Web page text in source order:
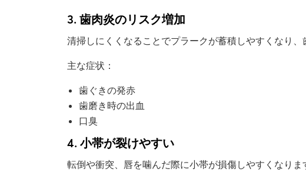
3. 歯肉炎のリスク増加
清掃しにくくなることでプラークが蓄積しやすくなり、
主な症状：
歯ぐきの発赤
歯磨き時の出血
口臭
4. 小帯が裂けやすい
転倒や衝突、唇を噛んだ際に小帯が損傷しやすくなりま